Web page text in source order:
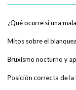
¿Qué ocurre si una
Mitos sobre el
Bruxismo nocturno y
Posición correcta de la